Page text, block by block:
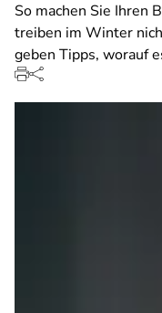
So machen Sie Ihren
treiben im Winter
geben Tipps, worauf